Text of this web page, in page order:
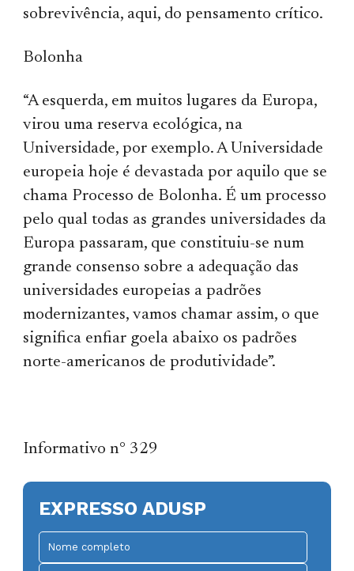
sobrevivência, aqui, do pensamento crítico.
Bolonha
“A esquerda, em muitos lugares da Europa,
virou uma reserva ecológica, na
Universidade, por exemplo. A Universidade
europeia hoje é devastada por aquilo que se
chama Processo de Bolonha. É um processo
pelo qual todas as grandes universidades da
Europa passaram, que constituiu-se num
grande consenso sobre a adequação das
universidades europeias a padrões
modernizantes, vamos chamar assim, o que
significa enfiar goela abaixo os padrões
norte-americanos de produtividade”.
Informativo n° 329
EXPRESSO ADUSP